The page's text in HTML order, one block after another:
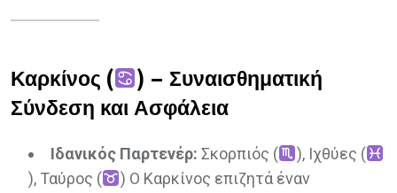
Καρκίνος (
) – Συναισθηματική
Σύνδεση και Ασφάλεια
Ιδανικός Παρτενέρ: Σκορπιός (
), Ιχθύες (
), Ταύρος (
) Ο Καρκίνος επιζητά έναν